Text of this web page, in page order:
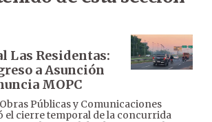
Las Residentas:
a Asunción
MOPC
Públicas y Comunicaciones
el cierre temporal de la concurrida